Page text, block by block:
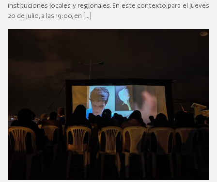
instituciones locales y regionales. En este contexto para el jueves
20 de julio, a las 19:00, en […]